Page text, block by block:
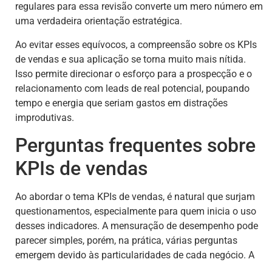
regulares para essa revisão converte um mero número em
uma verdadeira orientação estratégica.
Ao evitar esses equívocos, a compreensão sobre os KPIs
de vendas e sua aplicação se torna muito mais nítida.
Isso permite direcionar o esforço para a prospecção e o
relacionamento com leads de real potencial, poupando
tempo e energia que seriam gastos em distrações
improdutivas.
Perguntas frequentes sobre
KPIs de vendas
Ao abordar o tema KPIs de vendas, é natural que surjam
questionamentos, especialmente para quem inicia o uso
desses indicadores. A mensuração de desempenho pode
parecer simples, porém, na prática, várias perguntas
emergem devido às particularidades de cada negócio. A